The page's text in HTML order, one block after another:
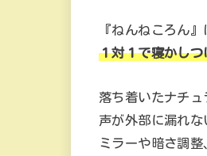
『ねんねころん』
１対１で寝かし
落ち着いたナチュ
声が外部に漏れな
ミラーや暗さ調整